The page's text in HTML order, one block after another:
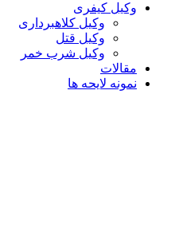
وکیل کیفری
وکیل کلاهبرداری
وکیل قتل
وکیل شرب خمر
مقالات
نمونه لایحه ها